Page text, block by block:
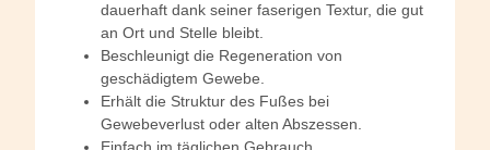
dauerhaft dank seiner faserigen Textur, die gut
an Ort und Stelle bleibt.
Beschleunigt die Regeneration von
geschädigtem Gewebe.
Erhält die Struktur des Fußes bei
Gewebeverlust oder alten Abszessen.